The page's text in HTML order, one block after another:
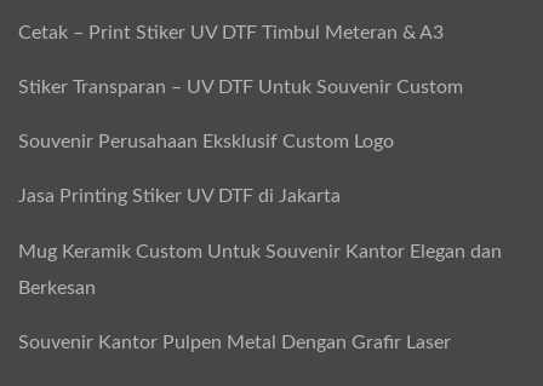
Cetak – Print Stiker UV DTF Timbul Meteran & A3
Stiker Transparan – UV DTF Untuk Souvenir Custom
Souvenir Perusahaan Eksklusif Custom Logo
Jasa Printing Stiker UV DTF di Jakarta
Mug Keramik Custom Untuk Souvenir Kantor Elegan dan
Berkesan
Souvenir Kantor Pulpen Metal Dengan Grafir Laser